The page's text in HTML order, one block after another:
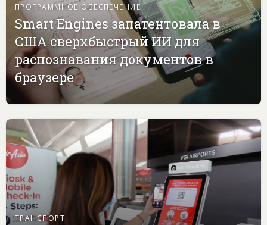
ПРОГРАММНОЕ ОБЕСПЕЧЕНИЕ
Smart Engines запатентовала в
США сверхбыстрый ИИ для
распознавания документов в
браузере
ТРАНСПОРТ